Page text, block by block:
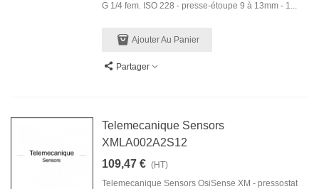
G 1/4 fem. ISO 228 - presse-étoupe 9 à 13mm - 1...
Ajouter Au Panier
Partager
Telemecanique Sensors
XMLA002A2S12
109,47 € (HT)
Telemecanique Sensors OsiSense XM - pressostat